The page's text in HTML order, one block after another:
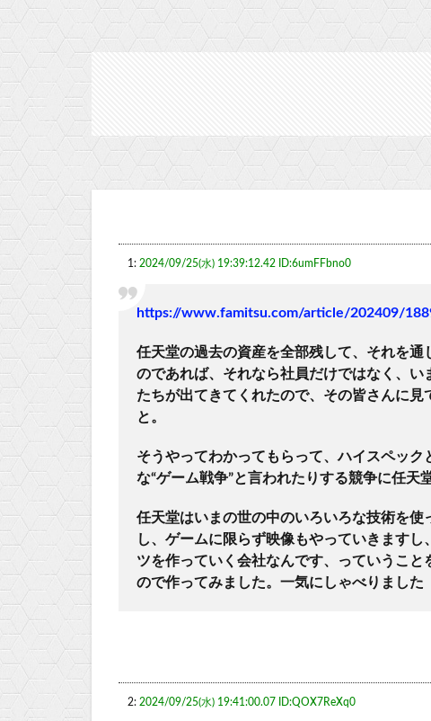
1: 2024/09/25(水) 19:39:12.42 ID:6umFFbno0
https://www.famitsu.com/article/202409/
任天堂の過去の資産を全部残して、それを
のであれば、それなら社員だけではなく、
たちが出てきてくれたので、その皆さんに
と。
そうやってわかってもらって、ハイスペッ
な“ゲーム戦争”と言われたりする競争に任天
任天堂はいまの世の中のいろいろな技術を使
し、ゲームに限らず映像もやっていきます
ツを作っていく会社なんです、っていうこ
ので作ってみました。一気にしゃべりました
2: 2024/09/25(水) 19:41:00.07 ID:QOX7ReXq0